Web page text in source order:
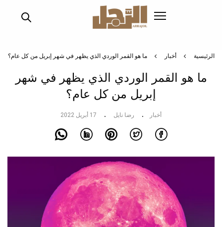
الرئيسية أخبار ما هو القمر الوردي الذي يظهر في شهر إبريل من كل عام؟
ما هو القمر الوردي الذي يظهر في شهر
إبريل من كل عام؟
أخبار رضا نايل 17 أبريل 2022